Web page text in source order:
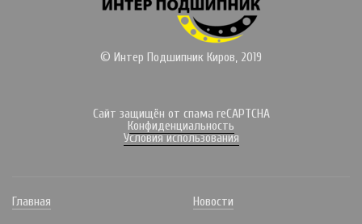
© Интер Подшипник Киров, 2019
Сайт защищён от спама reCAPTCHA
Конфиденциальность
Условия использования
Главная Новости